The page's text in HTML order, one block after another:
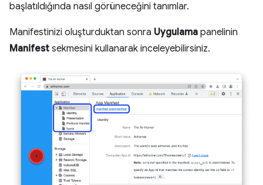
başlatıldığında nasıl görüneceğini tanımlar.
Manifestinizi oluşturduktan sonra Uygulama panelinin
Manifest sekmesini kullanarak inceleyebilirsiniz.